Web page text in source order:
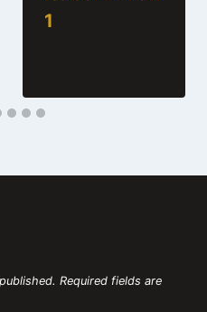
1
Required fields are